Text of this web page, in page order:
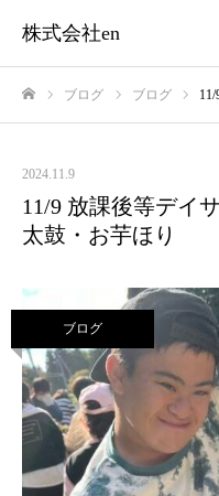
株式会社en
ブログ ブログ 11/
2024.11.9
11/9 放課後等デイ
太鼓・お芋ほり
ブログ